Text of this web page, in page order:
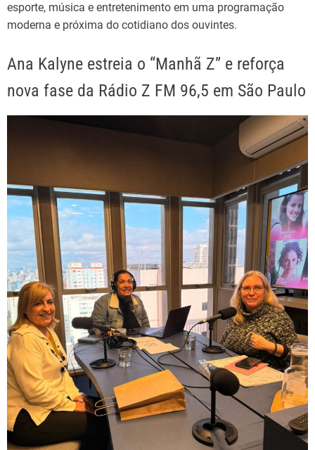
esporte, música e entretenimento em uma programação
moderna e próxima do cotidiano dos ouvintes.
Ana Kalyne estreia o “Manhã Z” e reforça
nova fase da Rádio Z FM 96,5 em São Paulo